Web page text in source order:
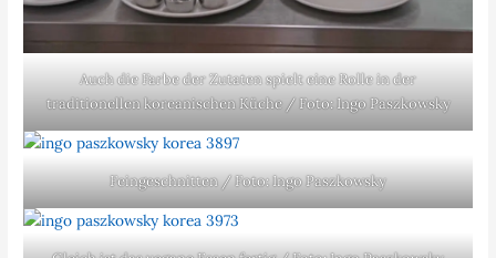
Auch die Farbe der Zutaten spielt eine Rolle in der
traditionellen koreanischen Küche / Foto: Ingo Paszkowsky
Feingeschnitten / Foto: Ingo Paszkowsky